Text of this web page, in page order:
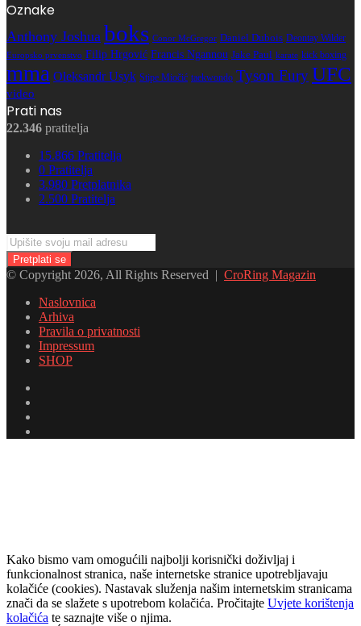
Oznake
Anthony Joshua boks Conor McGregor Daniel Dubois Deontay Wilder
Europsko prvenstvo Filip Hrgović Francis Ngannou Jake Paul karate kick boxing
mma Oleksandr Usyk Stipe Miočić taekwondo Tyson FuryUFC
video
Prati nas
22.346 pratitelja
15.866 Pratitelja
0 Pratitelja
3.980 Pretplatnika
2.500 Pratitelja
Upišite
svoju
mail
adresu
© Copyright 2026, All Rights Reserved | CroRing Magazin
Naslovnica
Arhiva
Pravila o privatnosti
Impressum
SHOP
Kako bismo vam omogućili najbolji korisnički doživljaj i
funkcionalnost stranica, naše internetske stranice upotrebljavaju
kolačiće (cookies). Nastavak služenja našim internetskim stranicama
znači da se slažete s upotrebom kolačića. Pročitajte Uvjete korištenja
kolačića te saznajte više o njima.